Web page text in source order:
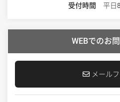
受付時間 平日
WEBでのお
メール